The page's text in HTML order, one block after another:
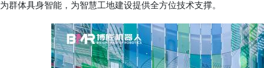
为群体具身智能，为智慧工地建设提供全方位技术支撑。